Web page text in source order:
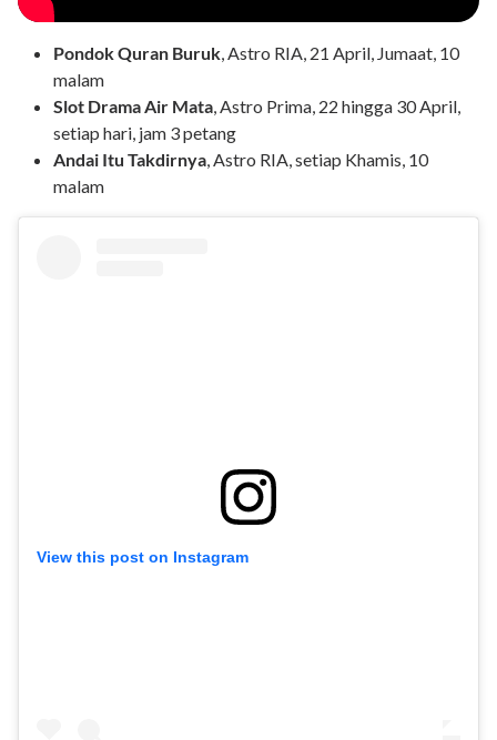
Pondok Quran Buruk, Astro RIA, 21 April, Jumaat, 10
malam
Slot Drama Air Mata, Astro Prima, 22 hingga 30 April,
setiap hari, jam 3 petang
Andai Itu Takdirnya, Astro RIA, setiap Khamis, 10
malam
View this post on Instagram